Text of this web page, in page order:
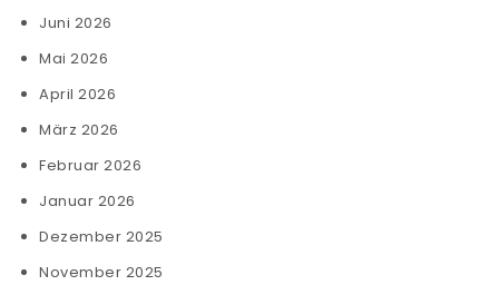
Juni 2026
Mai 2026
April 2026
März 2026
Februar 2026
Januar 2026
Dezember 2025
November 2025